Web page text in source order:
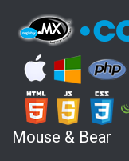
Mouse & Bear